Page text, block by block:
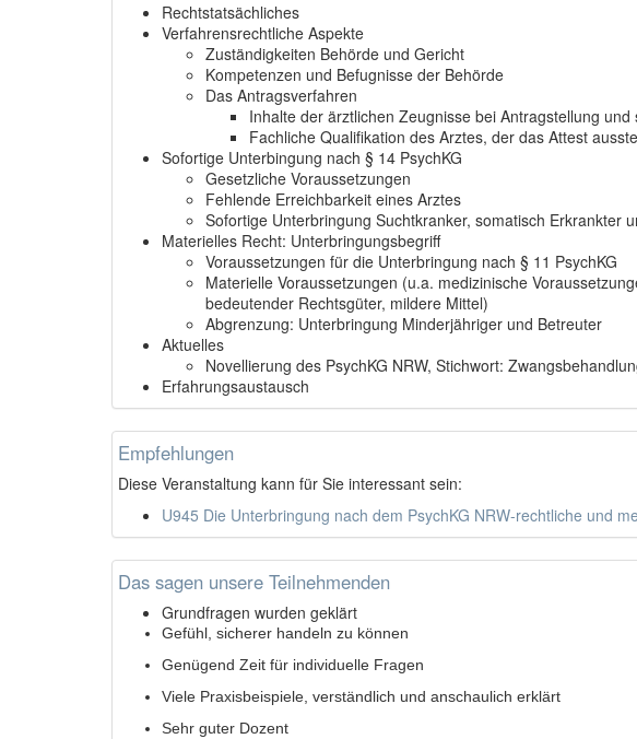
Rechtstatsächliches
Verfahrensrechtliche Aspekte
Zuständigkeiten Behörde und Gericht
Kompetenzen und Befugnisse der Behörde
Das Antragsverfahren
Inhalte der ärztlichen Zeugnisse bei Antragstellung
Fachliche Qualifikation des Arztes, der das Attest
Sofortige Unterbingung nach § 14 PsychKG
Gesetzliche Voraussetzungen
Fehlende Erreichbarkeit eines Arztes
Sofortige Unterbringung Suchtkranker, somatisch Erkrankter
Materielles Recht: Unterbringungsbegriff
Voraussetzungen für die Unterbringung nach § 11 PsychKG
Materielle Voraussetzungen (u.a. medizinische
bedeutender Rechtsgüter, mildere Mittel)
Abgrenzung: Unterbringung Minderjähriger und Betreuter
Aktuelles
Novellierung des PsychKG NRW, Stichwort:
Erfahrungsaustausch
Empfehlungen
Diese Veranstaltung kann für Sie interessant sein:
U945 Die Unterbringung nach dem PsychKG NRW-rechtliche und
Das sagen unsere Teilnehmenden
Grundfragen wurden geklärt
Gefühl, sicherer handeln zu können
Genügend Zeit für individuelle Fragen
Viele Praxisbeispiele, verständlich und anschaulich erklärt
Sehr guter Dozent